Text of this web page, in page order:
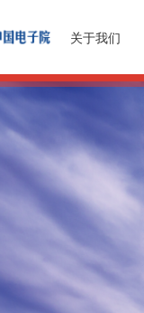
关于我们